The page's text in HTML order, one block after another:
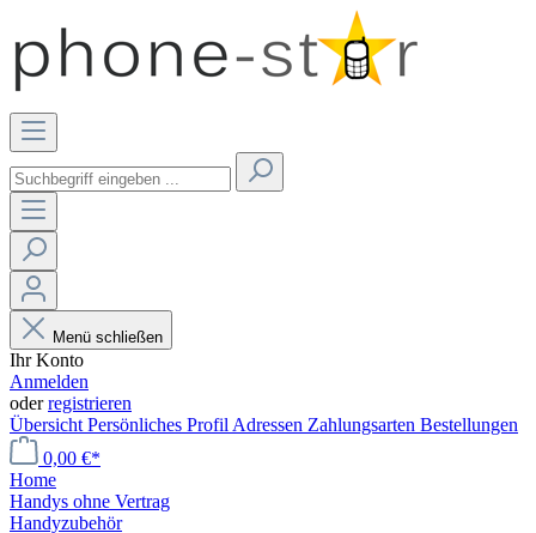
Menü schließen
Ihr Konto
Anmelden
oderregistrieren
Übersicht Persönliches Profil Adressen Zahlungsarten Bestellungen
0,00 €*
Home
Handys ohne Vertrag
Handyzubehör